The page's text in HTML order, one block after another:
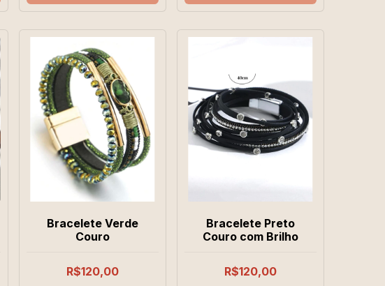
Bracelete Verde
Couro
R$120,00
Bracelete Preto
Couro com Brilho
R$120,00